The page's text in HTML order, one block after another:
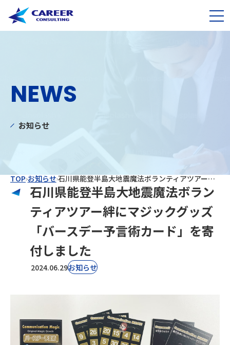
NEWS
お知らせ
TOP お知らせ 石川県能登半島大地震魔法ボランティアツアー絆にマジックグッズ「バースデー予言術カード」を寄付しました
石川県能登半島大地震魔法ボラン
ティアツアー絆にマジックグッズ
「バースデー予言術カード」を寄
付しました
2024.06.29お知らせ